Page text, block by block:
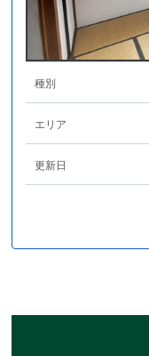
種別
エリア
更新日